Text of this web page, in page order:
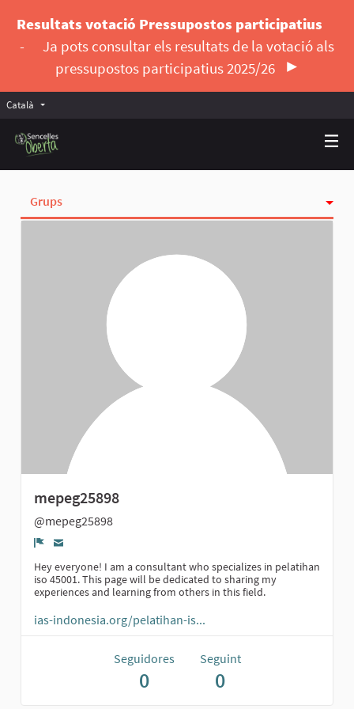
Resultats votació Pressupostos participatius
-
Ja pots consultar els resultats de la votació als
pressupostos participatius 2025/26
Català Triar la llengua
Grups
mepeg25898
@mepeg25898
Denúncia
Hey everyone! I am a consultant who specializes in pelatihan
iso 45001. This page will be dedicated to sharing my
experiences and learning from others in this field.
ias-indonesia.org/pelatihan-is...
Seguidores
0
Seguint
0